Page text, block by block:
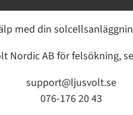
Ödeshög har med sitt
solceller. Med sin relativt
Geografiska områden
skuggiga dalar och tät
med din
Nordic AB för felsökning,
support@ljusvolt.se
076-176 20 43